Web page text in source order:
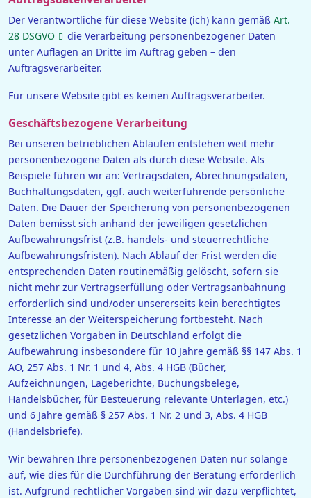
Der Verantwortliche für diese Website (ich) kann gemäß Art.
28 DSGVO
die Verarbeitung personenbezogener Daten
unter Auflagen an Dritte im Auftrag geben – den
Auftragsverarbeiter.
Für unsere Website gibt es keinen Auftragsverarbeiter.
Geschäftsbezogene Verarbeitung
Bei unseren betrieblichen Abläufen entstehen weit mehr
personenbezogene Daten als durch diese Website. Als
Beispiele führen wir an: Vertragsdaten, Abrechnungsdaten,
Buchhaltungsdaten, ggf. auch weiterführende persönliche
Daten. Die Dauer der Speicherung von personenbezogenen
Daten bemisst sich anhand der jeweiligen gesetzlichen
Aufbewahrungsfrist (z.B. handels- und steuerrechtliche
Aufbewahrungsfristen). Nach Ablauf der Frist werden die
entsprechenden Daten routinemäßig gelöscht, sofern sie
nicht mehr zur Vertragserfüllung oder Vertragsanbahnung
erforderlich sind und/oder unsererseits kein berechtigtes
Interesse an der Weiterspeicherung fortbesteht. Nach
gesetzlichen Vorgaben in Deutschland erfolgt die
Aufbewahrung insbesondere für 10 Jahre gemäß §§ 147 Abs. 1
AO, 257 Abs. 1 Nr. 1 und 4, Abs. 4 HGB (Bücher,
Aufzeichnungen, Lageberichte, Buchungsbelege,
Handelsbücher, für Besteuerung relevante Unterlagen, etc.)
und 6 Jahre gemäß § 257 Abs. 1 Nr. 2 und 3, Abs. 4 HGB
(Handelsbriefe).
Wir bewahren Ihre personenbezogenen Daten nur solange
auf, wie dies für die Durchführung der Beratung erforderlich
ist. Aufgrund rechtlicher Vorgaben sind wir dazu verpflichtet,